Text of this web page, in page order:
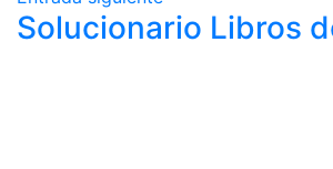
Solucionario Libros